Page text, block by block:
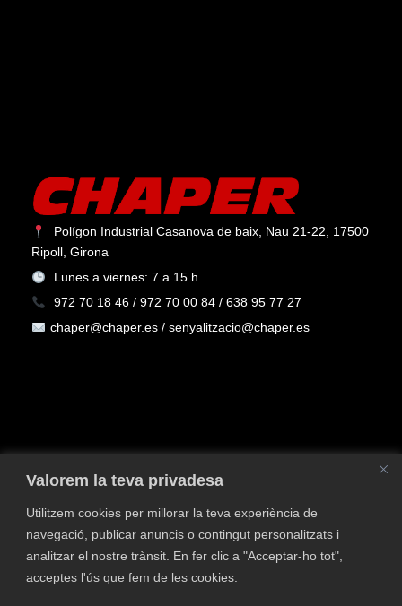
Valorem la teva privadesa
Utilitzem cookies per millorar la teva experiència de
navegació, publicar anuncis o contingut personalitzats i
analitzar el nostre trànsit. En fer clic a "Acceptar-ho tot",
acceptes l'ús que fem de les cookies.
Polígon Industrial Casanova de baix, Nau 21-22, 17500
Ripoll, Girona
Lunes a viernes: 7 a 15 h
972 70 18 46 / 972 70 00 84 / 638 95 77 27
chaper@chaper.es / senyalitzacio@chaper.es
Política de privacidad Política de Cookies
Aviso
legal
Política de calidad y medio ambiente